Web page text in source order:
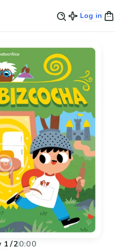
Log in
1/20:00